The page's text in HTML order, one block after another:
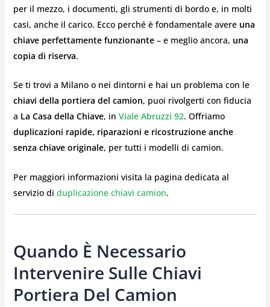
per il mezzo, i documenti, gli strumenti di bordo e, in molti
casi, anche il carico. Ecco perché è fondamentale avere una
chiave perfettamente funzionante– e meglio ancora, una
copia di riserva.
Se ti trovi a Milano o nei dintorni e hai un problema con le
chiavi della portiera del camion, puoi rivolgerti con fiducia
a La Casa della Chiave, in Viale Abruzzi 92. Offriamo
duplicazioni rapide, riparazioni e ricostruzione anche
senza chiave originale, per tutti i modelli di camion.
Per maggiori informazioni visita la pagina dedicata al
servizio di duplicazione chiavi camion.
Quando È Necessario
Intervenire Sulle Chiavi
Portiera Del Camion